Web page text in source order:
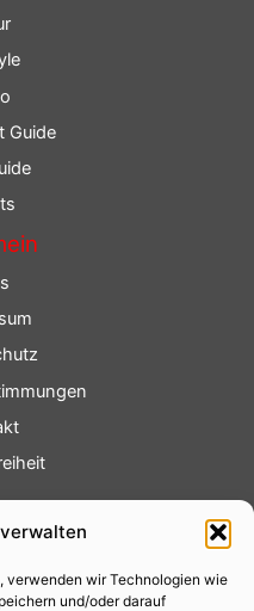
verwenden wir Technologien wie
und/oder darauf
Guide